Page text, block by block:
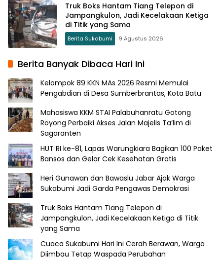
Truk Boks Hantam Tiang Telepon di
Jampangkulon, Jadi Kecelakaan Ketiga
di Titik yang Sama
Berita Sukabumi 9 Agustus 2026
Berita Banyak Dibaca Hari Ini
Kelompok 89 KKN MAs 2026 Resmi Memulai
Pengabdian di Desa Sumberbrantas, Kota Batu
Mahasiswa KKM STAI Palabuhanratu Gotong
Royong Perbaiki Akses Jalan Majelis Ta’lim di
Sagaranten
HUT RI ke-81, Lapas Warungkiara Bagikan 100 Paket
Bansos dan Gelar Cek Kesehatan Gratis
Heri Gunawan dan Bawaslu Jabar Ajak Warga
Sukabumi Jadi Garda Pengawas Demokrasi
Truk Boks Hantam Tiang Telepon di
Jampangkulon, Jadi Kecelakaan Ketiga di Titik
yang Sama
Cuaca Sukabumi Hari Ini Cerah Berawan, Warga
Diimbau Tetap Waspada Perubahan